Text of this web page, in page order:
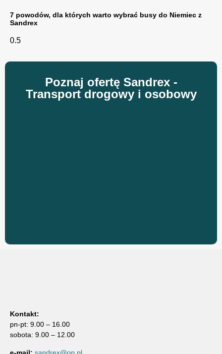
7 powodów, dla których warto wybrać busy do Niemiec z
Sandrex
Poznaj ofertę Sandrex -
Transport drogowy i osobowy
Kontakt:
pn-pt: 9.00 – 16.00
sobota: 9.00 – 12.00
e-mail: sandrex@op.pl